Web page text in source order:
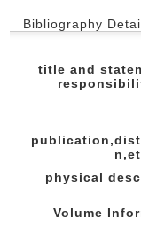
Bibliography
title and
physical
Volume